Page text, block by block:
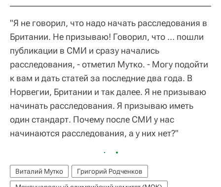
"Я не говорил, что надо начать расследования в
Британии. Не призываю! Говорил, что … пошли
публикации в СМИ и сразу начались
расследования, - отметил Мутко. - Могу подойти
к вам и дать статей за последние два года. В
Норвегии, Британии и так далее. Я не призываю
начинать расследования. Я призываю иметь
один стандарт. Почему после СМИ у нас
начинаются расследования, а у них нет?"
Виталий Мутко
Григорий Родченков